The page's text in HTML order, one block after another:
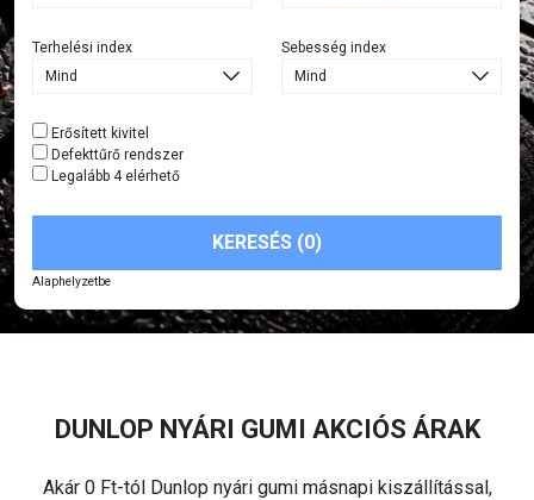
Terhelési index Sebesség index
Erősített kivitel
Defekttűrő rendszer
Legalább 4 elérhető
KERESÉS (0)
Alaphelyzetbe
DUNLOP NYÁRI GUMI AKCIÓS ÁRAK
Akár 0 Ft-tól Dunlop nyári gumi másnapi kiszállítással,